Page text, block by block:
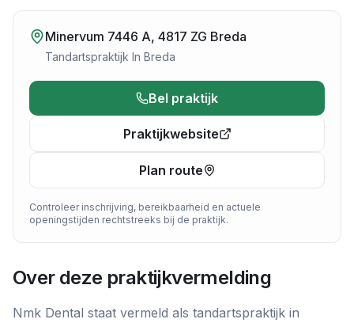
Minervum 7446 A, 4817 ZG Breda
Tandartspraktijk In Breda
Bel praktijk
Praktijkwebsite
Plan route
Controleer inschrijving, bereikbaarheid en actuele
openingstijden rechtstreeks bij de praktijk.
Over deze praktijkvermelding
Nmk Dental staat vermeld als tandartspraktijk in